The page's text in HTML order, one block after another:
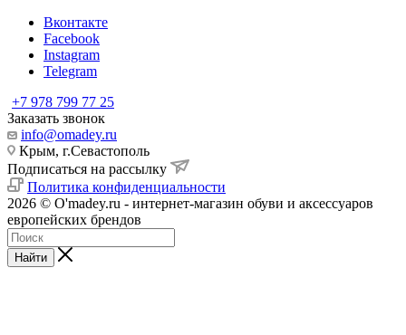
Вконтакте
Facebook
Instagram
Telegram
+7 978 799 77 25
Заказать звонок
info@omadey.ru
Крым, г.Севастополь
Подписаться на рассылку
Политика конфиденциальности
2026 © O'madey.ru - интернет-магазин обуви и аксессуаров
европейских брендов
Найти